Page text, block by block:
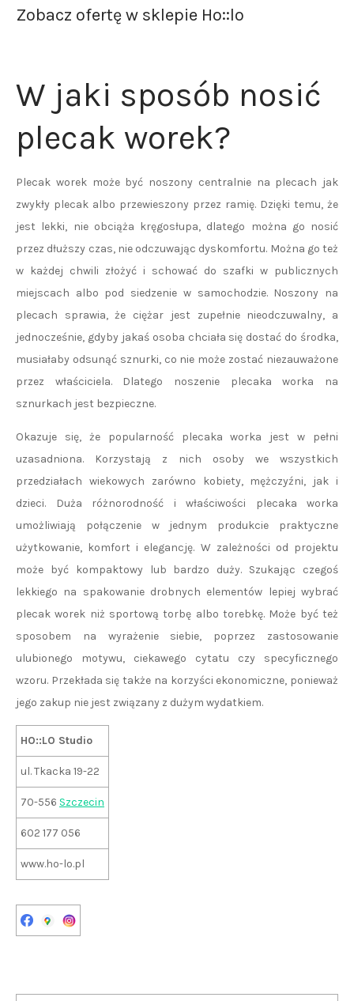
Zobacz ofertę w sklepie Ho::lo
W jaki sposób nosić
plecak worek?
Plecak worek może być noszony centralnie na plecach jak
zwykły plecak albo przewieszony przez ramię. Dzięki temu, że
jest lekki, nie obciąża kręgosłupa, dlatego można go nosić
przez dłuższy czas, nie odczuwając dyskomfortu. Można go też
w każdej chwili złożyć i schować do szafki w publicznych
miejscach albo pod siedzenie w samochodzie. Noszony na
plecach sprawia, że ciężar jest zupełnie nieodczuwalny, a
jednocześnie, gdyby jakaś osoba chciała się dostać do środka,
musiałaby odsunąć sznurki, co nie może zostać niezauważone
przez właściciela. Dlatego noszenie plecaka worka na
sznurkach jest bezpieczne.
Okazuje się, że popularność plecaka worka jest w pełni
uzasadniona. Korzystają z nich osoby we wszystkich
przedziałach wiekowych zarówno kobiety, mężczyźni, jak i
dzieci. Duża różnorodność i właściwości plecaka worka
umożliwiają połączenie w jednym produkcie praktyczne
użytkowanie, komfort i elegancję. W zależności od projektu
może być kompaktowy lub bardzo duży. Szukając czegoś
lekkiego na spakowanie drobnych elementów lepiej wybrać
plecak worek niż sportową torbę albo torebkę. Może być też
sposobem na wyrażenie siebie, poprzez zastosowanie
ulubionego motywu, ciekawego cytatu czy specyficznego
wzoru. Przekłada się także na korzyści ekonomiczne, ponieważ
jego zakup nie jest związany z dużym wydatkiem.
HO::LO Studio
ul. Tkacka 19-22
70-556 Szczecin
602 177 056
www.ho-lo.pl